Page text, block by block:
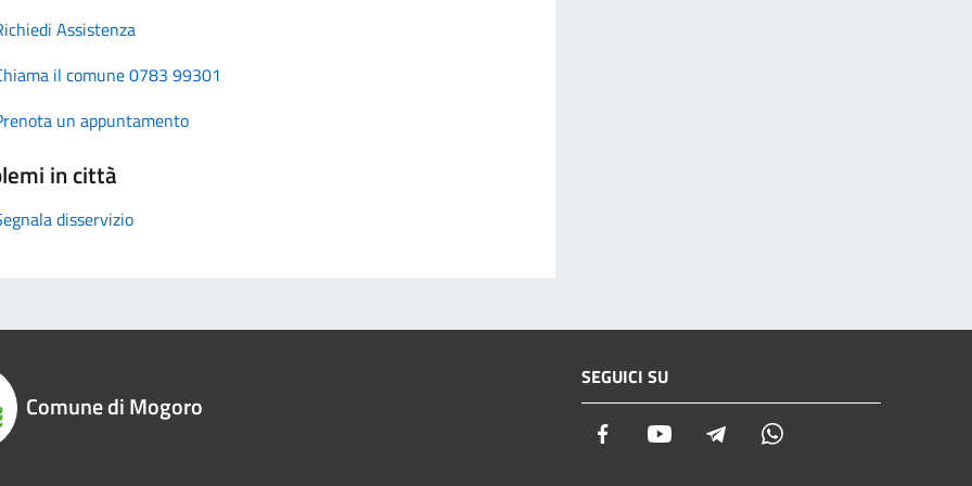
Assistenza
il comune 0783 99301
un appuntamento
in città
disservizio
Comune di Mogoro
SEGUICI SU
Facebook Youtube Telegram